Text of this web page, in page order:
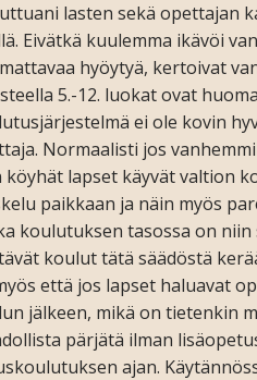
lasten sekä opettajan
Eivätkä kuulemma ikävöi
hyöytyä, kertoivat
5.-12. luokat ovat
ei ole kovin
Normaalisti jos
köyhät lapset käyvät valtion
paikkaan ja näin myös
koulutuksen tasossa on
koulut tätä säädöstä
että jos lapset haluavat
jälkeen, mikä on tietenkin
pärjätä ilman
ajan.